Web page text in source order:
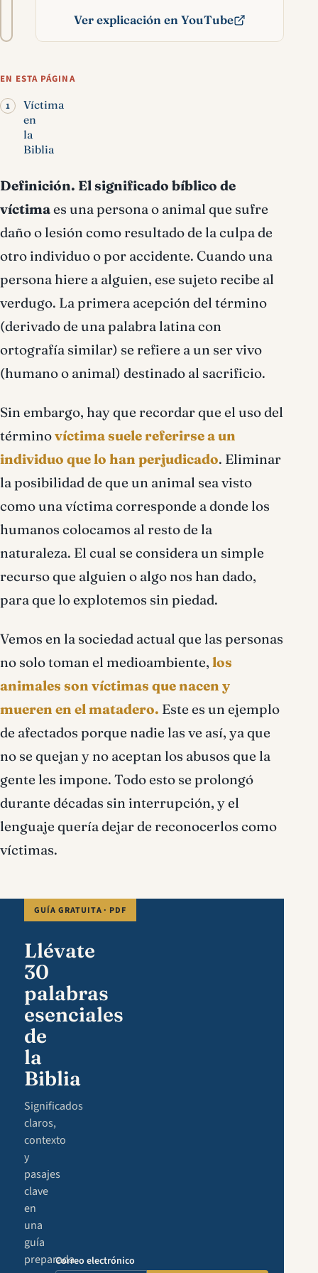
A− A+
Ver explicación en YouTube
EN ESTA PÁGINA
Víctima
en
la
Biblia
Definición. El significado bíblico de
víctimaes una persona o animal que sufre
daño o lesión como resultado de la culpa de
otro individuo o por accidente. Cuando una
persona hiere a alguien, ese sujeto recibe al
verdugo. La primera acepción del término
(derivado de una palabra latina con
ortografía similar) se refiere a un ser vivo
(humano o animal) destinado al sacrificio.
Sin embargo, hay que recordar que el uso del
términovíctima suele referirse a un
individuo que lo han perjudicado. Eliminar
la posibilidad de que un animal sea visto
como una víctima corresponde a donde los
humanos colocamos al resto de la
naturaleza. El cual se considera un simple
recurso que alguien o algo nos han dado,
para que lo explotemos sin piedad.
Vemos en la sociedad actual que las personas
no solo toman el medioambiente, los
animales son víctimas que nacen y
mueren en el matadero. Este es un ejemplo
de afectados porque nadie las ve así, ya que
no se quejan y no aceptan los abusos que la
gente les impone. Todo esto se prolongó
durante décadas sin interrupción, y el
lenguaje quería dejar de reconocerlos como
víctimas.
GUÍA GRATUITA · PDF
Llévate
30
palabras
esenciales
de
la
Biblia
Significados
claros,
contexto
y
pasajes
clave
en
una
guía
preparadaCorreo electrónico